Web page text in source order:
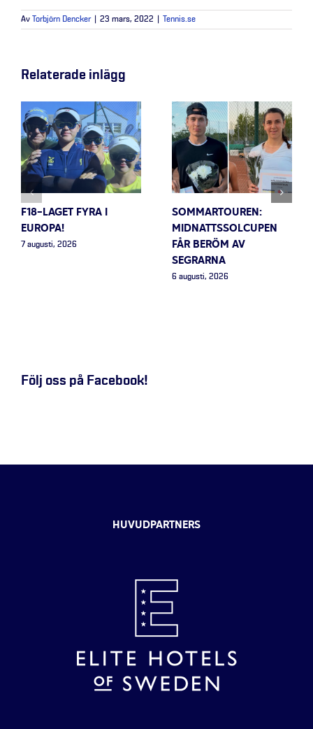
Av Torbjörn Dencker 23 mars, 2022 Tennis.se
Relaterade inlägg
F18-LAGET FYRA I
EUROPA!
7 augusti, 2026
SOMMARTOUREN:
MIDNATTSSOLCUPEN
FÅR BERÖM AV
SEGRARNA
6 augusti, 2026
Följ oss på Facebook!
HUVUDPARTNERS